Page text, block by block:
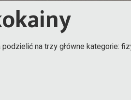
na trzy główne kategorie: